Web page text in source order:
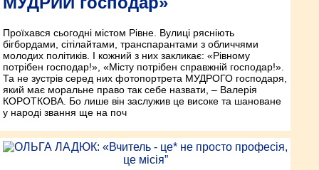
Проїхався сьогодні містом Рівне. Вулиці рясніють
бігбордами, сітілайтами, транспарантами з обличчями
молодих політиків. І кожний з них закликає: «Рівному
потрібен господар!», «Місту потрібен справжній господар!».
Та не зустрів серед них фотопортрета МУДРОГО господаря,
який має моральне право так себе назвати, – Валерія
КОРОТКОВА. Бо лише він заслужив це високе та шановане
у народі звання ще на поч